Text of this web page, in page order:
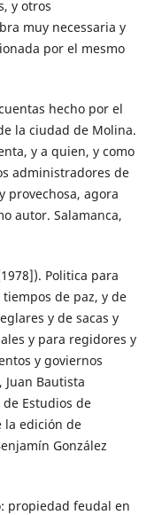
y otros
muy necessaria y
por el mesmo
hecho por el
la ciudad de Molina.
y a quien, y como
administradores de
provechosa, agora
autor. Salamanca,
Politica para
de paz, y de
y de sacas y
y para regidores y
y goviernos
Juan Bautista
Estudios de
la edición de
González
propiedad feudal en